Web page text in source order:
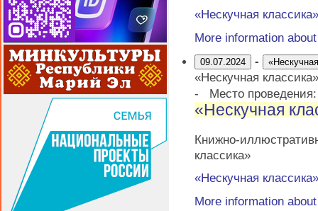
«Нескучная классика»
More information
09.07.2024 -
«Нескучная классика»
-
Место
«Нескучная
Книжно-
классика»
«Нескучная классика»
More information